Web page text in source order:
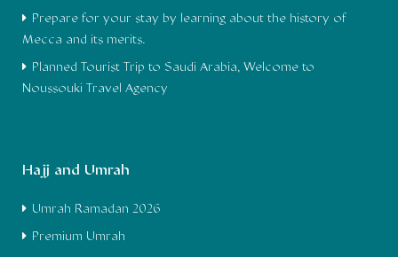
Prepare for your stay by learning about the history of
Mecca and its merits.
Planned Tourist Trip to Saudi Arabia, Welcome to
Noussouki Travel Agency
Hajj and Umrah
Umrah Ramadan 2026
Premium Umrah